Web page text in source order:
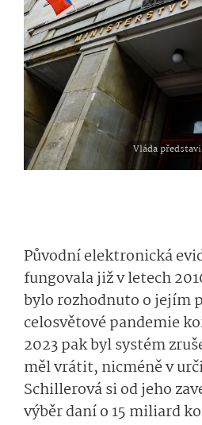
Vláda
Původní elektronická
fungovala již v letech
bylo rozhodnuto o jejím
celosvětové pandemie
2023 pak byl systém
měl vrátit, nicméně v
Schillerová si od jeho
výběr daní o 15 miliard